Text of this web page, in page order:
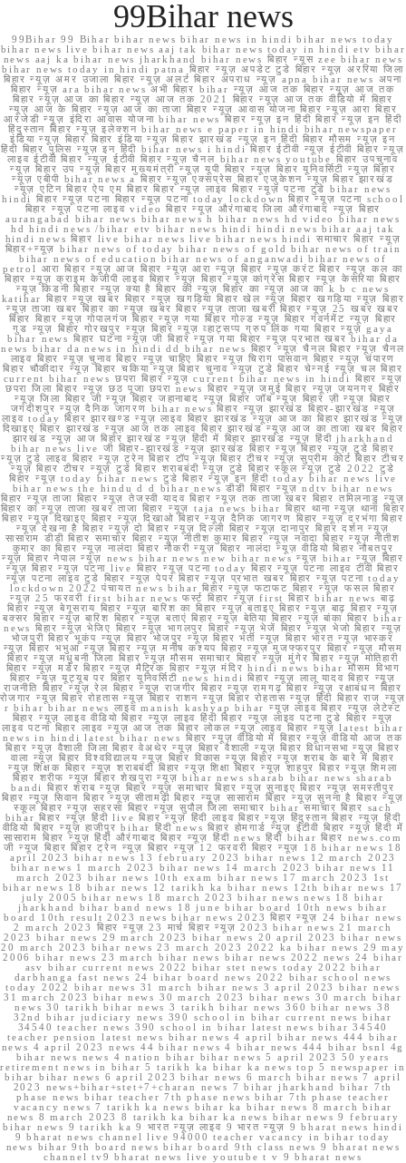
99Bihar news
99Bihar 99 Bihar bihar news bihar news in hindi bihar news today
bihar news live bihar news aaj tak bihar news today in hindi etv bihar
news aaj ka bihar news jharkhand bihar news बिहार न्यूस zee bihar news
bihar news today in hindi patna बिहार न्यूज़ अपडेट टुडे बिहार न्यूज़ अररिया जिला
बिहार न्यूज़ अमर उजाला बिहार न्यूज़ अलर्ट बिहार अपराध न्यूज़ apna bihar news अपना
बिहार न्यूज़ ara bihar news अभी बिहार bihar न्यूज़ आज तक बिहार न्यूज़ आज तक
बिहार न्यूज़ आज का बिहार न्यूज़ आज तक 2021 बिहार न्यूज़ आज तक वीडियो में बिहार
न्यूज़ आज के बिहार न्यूज़ आज का ताजा बिहार न्यूज़ आवास योजना बिहार न्यूज़ आरा बिहार
आरजेडी न्यूज़ इंदिरा आवास योजना bihar news बिहार न्यूज़ इन हिंदी बिहार न्यूज़ इन हिंदी
हिंदुस्तान बिहार न्यूज़ इलेक्शन bihar news e paper in hindi bihar newspaper
इंडिया न्यूज़ बिहार बिहार इंडिया न्यूज़ बिहार झारखंड न्यूज़ इन हिंदी बिहार मौसम न्यूज़ इन
हिंदी बिहार पुलिस न्यूज़ इन हिंदी bihar news i hindi बिहार ईटीवी न्यूज़ ईटीवी बिहार न्यूज़
लाइव ईटीवी बिहार न्यूज़ ईटीवी बिहार न्यूज़ चैनल bihar news youtube बिहार उपचुनाव
न्यूज़ बिहार उप न्यूज़ बिहार मुख्यमंत्री न्यूज़ यूपी बिहार न्यूज़ बिहार यूनिवर्सिटी न्यूज़ बिहार
न्यूज़ एबीपी bihar news a बिहार न्यूज़ एक्सप्रेस बिहार एजुकेशन न्यूज़ बिहार झारखंड
न्यूज़ एटिन बिहार ऐप एम बिहार बिहार न्यूज़ लाइव बिहार न्यूज़ पटना टुडे bihar news
hindi बिहार न्यूज़ पटना बिहार न्यूज़ पटना today lockdown बिहार न्यूज़ पटना school
बिहार न्यूज़ पटना लाइव video बिहार न्यूज़ औरंगाबाद जिला औरंगाबाद न्यूज़ बिहार
aurangabad bihar news bihar news h bihar news hd video bihar news
hd hindi news /bihar etv bihar news hindi hindi news bihar aaj tak
hindi news बिहार live bihar news live bihar news hindi समाचार बिहार न्यूज़
बिहार+न्यूज़ bihar news of today bihar news of gold bihar news of train
bihar news of education bihar news of anganwadi bihar news of
petrol आरा बिहार न्यूज़ आज बिहार न्यूज़ आरा न्यूज़ बिहार न्यूज़ करंट बिहार न्यूज़ कल का
बिहार न्यूज़ क्राइम केजीपी लाइव बिहार न्यूज़ बिहार न्यूज़ कांग्रेस बिहार न्यूज़ केसरिया बिहार
न्यूज़ किडनी बिहार न्यूज़ क्या है बिहार की न्यूज़ बिहार का न्यूज़ आज का k b c news
katihar बिहार न्यूज़ खबर बिहार न्यूज़ खगड़िया बिहार खेल न्यूज़ बिहार खगड़िया न्यूज़ बिहार
न्यूज़ ताजा खबर बिहार का न्यूज़ खबर बिहार न्यूज़ ताजा खबरी बिहार न्यूज़ 25 खबर खबर
बिहार बिहार न्यूज़ गोपालगंज बिहार न्यूज़ गया बिहार गोल्ड न्यूज़ बिहार गवर्नमेंट न्यूज़ बिहार
गुड न्यूज़ बिहार गोरखपुर न्यूज़ बिहार न्यूज़ व्हाट्सप्प ग्रुप लिंक गया बिहार न्यूज़ gaya
bihar news बिहार घटना न्यूज़ जी बिहार न्यूज़ गया बिहार न्यूज़ प्रभात खबर bihar da
news bihar da news in hindi dd bihar news बिहार न्यूज़ चैनल बिहार न्यूज़ चैनल
लाइव बिहार न्यूज़ चुनाव बिहार न्यूज़ चाहिए बिहार न्यूज़ चिराग पासवान बिहार न्यूज़ चंपारण
बिहार चौकीदार न्यूज़ बिहार चकिया न्यूज़ बिहार चुनाव न्यूज़ टुडे बिहार चेन्नई न्यूज़ चल बिहार
current bihar news छपरा बिहार न्यूज़ current bihar news in hindi बिहार न्यूज़
छपरा जिला बिहार न्यूज़ छठ पूजा छपरा news बिहार न्यूज़ जमुई बिहार न्यूज़ जयनगर बिहार
न्यूज़ जिला बिहार जी न्यूज़ बिहार जहानाबाद न्यूज़ बिहार जॉब न्यूज़ बिहार ज़ी न्यूज़ बिहार
जगदीशपुर न्यूज़ दैनिक जागरण bihar news बिहार न्यूज़ झारखंड बिहार-झारखंड न्यूज़
लाइव today बिहार झारखण्ड न्यूज़ लाइव बिहार झारखंड न्यूज़ आज का बिहार झारखंड न्यूज़
दिखाइए बिहार झारखंड न्यूज़ आज तक लाइव बिहार झारखंड न्यूज़ आज का ताजा खबर बिहार
झारखंड न्यूज़ आज बिहार झारखंड न्यूज़ हिंदी में बिहार झारखंड न्यूज़ हिंदी jharkhand
bihar news live जी बिहार-झारखंड न्यूज़ झारखंड बिहार न्यूज़ बिहार न्यूज़ टुडे बिहार
न्यूज़ टुडे लाइव बिहार न्यूज़ ट्रेन बिहार टॉप न्यूज़ बिहार टीचर न्यूज़ सुप्रीम कोर्ट बिहार टीचर
न्यूज़ बिहार टीचर न्यूज़ टुडे बिहार शराबबंदी न्यूज़ टुडे बिहार स्कूल न्यूज़ टुडे 2022 टुडे
बिहार न्यूज़ today bihar news टुडे बिहार न्यूज़ इन हिंदी today bihar news live
bihar news the hindu d d bihar news डीडी बिहार न्यूज़ ndtv bihar news
बिहार न्यूज़ ताजा बिहार न्यूज़ तेजस्वी यादव बिहार न्यूज़ तक ताजा खबर बिहार तमिलनाडु न्यूज़
बिहार का न्यूज़ ताजा खबर ताजा बिहार न्यूज़ taja news bihar बिहार थाना न्यूज़ थाना बिहार
बिहार न्यूज़ दिखाइए बिहार न्यूज़ दिखाओ बिहार न्यूज़ दैनिक जागरण बिहार न्यूज़ दरभंगा बिहार
न्यूज़ देखना है बिहार न्यूज़ दो बिहार न्यूज़ दिल्ली बिहार न्यूज़ दानापुर बिहार दर्शन न्यूज़
सासाराम डीडी बिहार समाचार बिहार न्यूज़ नीतीश कुमार बिहार न्यूज़ नवादा बिहार न्यूज़ नीतीश
कुमार का बिहार न्यूज़ नालंदा बिहार नौकरी न्यूज़ बिहार नालंदा न्यूज़ वीडियो बिहार नौबतपुर
न्यूज़ बिहार नेपाल न्यूज़ news bihar news new bihar news न्यूज़ bihar न्यूज़ बिहार
न्यूज़ बिहार न्यूज़ पटना live बिहार न्यूज़ पटना today बिहार न्यूज़ पटना लाइव टीवी बिहार
न्यूज़ पटना लाइव टुडे बिहार न्यूज़ पेपर बिहार न्यूज़ प्रभात खबर बिहार न्यूज़ पटना today
lockdown 2022 पंचायत news bihar बिहार न्यूज़ फटाफट बिहार न्यूज़ फसल बिहार
न्यूज़ 25 फरवरी first bihar news फर्स्ट बिहार न्यूज़ first बिहार bihar news बाढ़
बिहार न्यूज़ बेगूसराय बिहार न्यूज़ बारिश का बिहार न्यूज़ बताइए बिहार न्यूज़ बाढ़ बिहार न्यूज़
बक्सर बिहार न्यूज़ बारिश बिहार न्यूज़ बताएं बिहार न्यूज़ बेतिया बिहार न्यूज़ बांका बिहार bihar
news बिहार न्यूज़ भेजिए बिहार न्यूज़ भागलपुर बिहार न्यूज़ भेजें बिहार न्यूज़ भेजो बिहार न्यूज़
भोजपुरी बिहार भूकंप न्यूज़ बिहार भोजपुर न्यूज़ बिहार भर्ती न्यूज़ बिहार भारत न्यूज़ भास्कर
न्यूज़ बिहार भभुआ न्यूज़ बिहार न्यूज़ मनीष कश्यप बिहार न्यूज़ मुजफ्फरपुर बिहार न्यूज़ मौसम
बिहार न्यूज़ मधुबनी जिला बिहार न्यूज़ मौसम समाचार बिहार न्यूज़ मुंगेर बिहार न्यूज़ मोतिहारी
बिहार न्यूज़ मर्डर बिहार न्यूज़ मैट्रिक बिहार न्यूज़ मंदिर hindi news bihar मौसम विभाग
बिहार न्यूज़ यूट्यूब पर बिहार यूनिवर्सिटी news hindi बिहार न्यूज़ लालू यादव बिहार न्यूज़
राजनीति बिहार न्यूज़ रेल बिहार न्यूज़ राजगीर बिहार न्यूज़ रामगढ़ बिहार न्यूज़ रक्षाबंधन बिहार
रोजगार न्यूज़ बिहार रोहतास न्यूज़ बिहार राशन न्यूज़ बिहार रोहतास न्यूज़ हिंदी बिहार राज न्यूज़
r bihar bihar news लाइव manish kashyap bihar न्यूज़ लाइव बिहार न्यूज़ लेटेस्ट
बिहार न्यूज़ लाइव वीडियो बिहार न्यूज़ लाइव हिंदी बिहार न्यूज़ लाइव पटना टुडे बिहार न्यूज़
लाइव पटना बिहार लाइव न्यूज़ आज तक बिहार लोकल न्यूज़ लाइव बिहार न्यूज़ latest bihar
news in hindi latest bihar news बिहार न्यूज़ वीडियो में बिहार न्यूज़ वीडियो आज तक
बिहार न्यूज़ वैशाली जिला बिहार वेअथेर न्यूज़ बिहार वैशाली न्यूज़ बिहार विधानसभा न्यूज़ बिहार
वाला न्यूज़ बिहार विश्वविद्यालय न्यूज़ बिहार विकास न्यूज़ बिहार न्यूज़ शराब के बारे में बिहार
न्यूज़ शिक्षक बिहार न्यूज़ शराबबंदी बिहार न्यूज़ शिक्षा बिहार न्यूज़ शाहपुर बिहार न्यूज़ शिमला
बिहार शरीफ न्यूज़ बिहार शेखपुरा न्यूज़ bihar news sharab bihar news sharab
bandi बिहार शराब न्यूज़ बिहार न्यूज़ समाचार बिहार न्यूज़ सुनाइए बिहार न्यूज़ समस्तीपुर
बिहार न्यूज़ सिवान बिहार न्यूज़ सीतामढ़ी बिहार न्यूज़ सासाराम बिहार न्यूज़ सुनना है बिहार न्यूज़
स्कूल बिहार न्यूज़ सहरसा बिहार न्यूज़ सुपौल जिला समाचार bihar समाचार बिहार sach
bihar बिहार न्यूज़ हिंदी live बिहार न्यूज़ हिंदी लाइव बिहार न्यूज़ हिंदुस्तान बिहार न्यूज़ हिंदी
वीडियो बिहार न्यूज़ हाजीपुर bihar हिंदी news बिहार होमगार्ड न्यूज़ ईटीवी बिहार न्यूज़ हिंदी में
सासाराम बिहार न्यूज़ हिंदी औरंगाबाद बिहार न्यूज़ हिंदी news हिंदी bihar बिहार news.com
जी न्यूज बिहार बिहार ट्रेन न्यूज़ बिहार न्यूज़ 12 फरवरी बिहार न्यूज़ 18 bihar news 18
april 2023 bihar news 13 february 2023 bihar news 12 march 2023
bihar news 1 march 2023 bihar news 14 march 2023 bihar news 11
march 2023 bihar news 10th exam bihar news 17 march 2023 1st
bihar news 18 bihar news 12 tarikh ka bihar news 12th bihar news 17
july 2005 bihar news 18 march 2023 bihar news news 18 bihar
jharkhand bihar band news 18 june bihar board 10th news bihar
board 10th result 2023 news bihar news 2023 बिहार न्यूज़ 24 bihar news
2 march 2023 बिहार न्यूज़ 23 मार्च बिहार न्यूज़ 2023 bihar news 21 march
2023 bihar news 29 march 2023 bihar news 20 april 2023 bihar news
20 march 2023 bihar news 23 march 2023 2022 ka bihar news 29 may
2006 bihar news 23 march bihar news bihar news 2022 news 24 bihar
asv bihar current news 2022 bihar stet news today 2022 bihar
darbhanga fast news 24 bihar board news 2022 bihar school news
today 2022 bihar news 31 march bihar news 3 april 2023 bihar news
31 march 2023 bihar news 30 march 2023 bihar news 30 march bihar
news 30 tarikh bihar news 3 tarikh bihar news 360 bihar news 38
32nd bihar judiciary news 390 school in bihar current news bihar
34540 teacher news 390 school in bihar latest news bihar 34540
teacher pension latest news bihar news 4 april bihar news 444 bihar
news 4 april 2023 news 44 bihar news 4 bihar news 444 bihar bsnl 4g
bihar news news 4 nation bihar bihar news 5 april 2023 50 years
retirement news in bihar 5 tarikh ka bihar ka news top 5 newspaper in
bihar bihar news 6 april 2023 bihar news 6 march bihar news 7 april
2023 news+bihar+stet+7+charan news 7 bihar jharkhand bihar 7th
phase news bihar teacher 7th phase news bihar 7th phase teacher
vacancy news 7 tarikh ka news bihar ka bihar news 8 march bihar
news 8 march 2023 8 tarikh ka bihar ka news bihar news 9 february
bihar news 9 tarikh ka 9 भारत न्यूज़ लाइव 9 भारत न्यूज़ 9 bharat news hindi
9 bharat news channel live 94000 teacher vacancy in bihar today
news bihar 9th board news bihar board 9th class news 9 bharat news
channel tv9 bharat news live youtube t v 9 bharat news